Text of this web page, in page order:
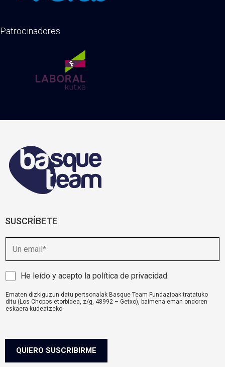
Patrocinadores
SUSCRÍBETE
m
a
i
l
A
i
s
e
a
He leído y acepto la política de privacidad.
Ematen dizkiguzun datu pertsonalak Basque Team Fundazioak tratatuko
ditu (Los Chopos etorbidea, z/g, 48992 – Getxo), baimena eman ondoren
eskaera kudeatzeko.
QUIERO SUSCRIBIRME